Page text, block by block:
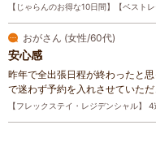
【じゃらんのお得な10日間】【ベスト
おがさん (女性/60代)
安心感
昨年で全出張日程が終わったと
で迷わず予約を入れさせていた
【フレックステイ・レジデンシャル】